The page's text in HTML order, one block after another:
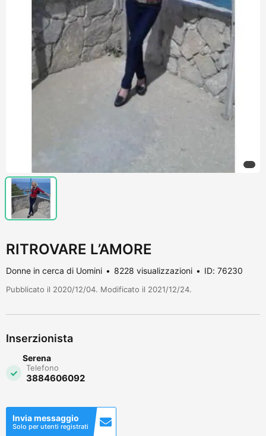
RITROVARE L’AMORE
Donne in cerca di Uomini 8228 visualizzazioni ID: 76230
Pubblicato il 2020/12/04. Modificato il 2021/12/24.
Inserzionista
Serena
Telefono
3884606092
Invia messaggio
Solo per utenti registrati